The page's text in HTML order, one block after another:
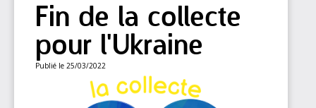
Fin de la collecte
pour l'Ukraine
Publié le 25/03/2022